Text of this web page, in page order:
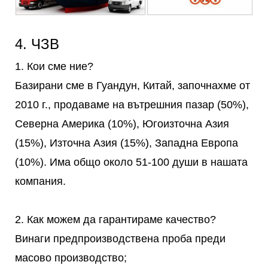
4. ЧЗВ
1. Кои сме ние?
Базирани сме в Гуандун, Китай, започнахме от
2010 г., продаваме на вътрешния пазар (50%),
Северна Америка (10%), Югоизточна Азия
(15%), Източна Азия (15%), Западна Европа
(10%). Има общо около 51-100 души в нашата
компания.
2. Как можем да гарантираме качество?
Винаги предпроизводствена проба преди
масово производство;